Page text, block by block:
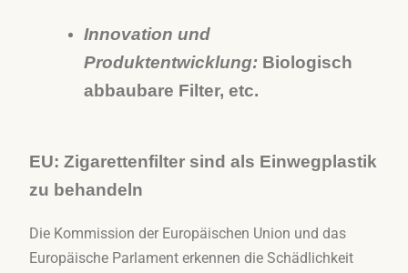
Innovation und
Produktentwicklung: Biologisch
abbaubare Filter, etc.
EU: Zigarettenfilter sind als Einwegplastik
zu behandeln
Die Kommission der Europäischen Union und das
Europäische Parlament erkennen die Schädlichkeit